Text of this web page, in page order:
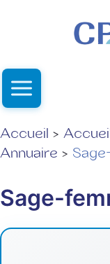
Accueil
Annuaire
Sage-